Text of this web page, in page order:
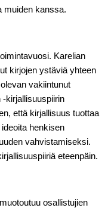
muiden kanssa.
Karelian
kirjojen ystäviä yhteen
vakiintunut
kirjallisuuspiirin
että kirjallisuus tuottaa
henkisen
vahvistamiseksi.
eteenpäin.
osallistujien